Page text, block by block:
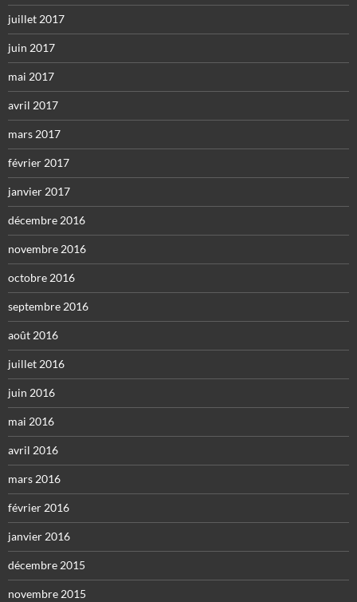
juillet 2017
juin 2017
mai 2017
avril 2017
mars 2017
février 2017
janvier 2017
décembre 2016
novembre 2016
octobre 2016
septembre 2016
août 2016
juillet 2016
juin 2016
mai 2016
avril 2016
mars 2016
février 2016
janvier 2016
décembre 2015
novembre 2015